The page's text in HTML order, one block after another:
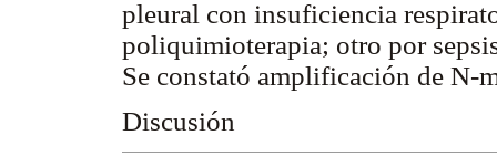
pleural con insuficiencia
poliquimioterapia; otro por
Se constató amplificación de N-
Discusión